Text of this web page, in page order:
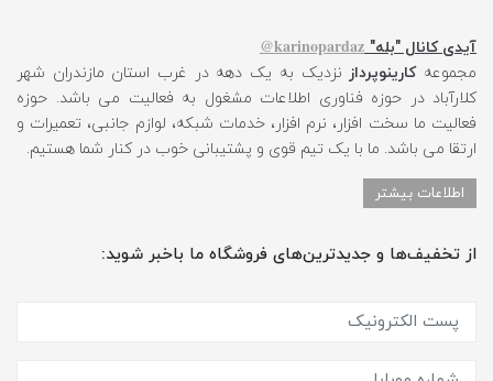
آیدی کانال "بله" karinopardaz@
مجموعهکارینوپرداز نزدیک به یک دهه در غرب استان مازندران شهر
کلارآباد در حوزه فناوری اطلاعات مشغول به فعالیت می باشد. حوزه
فعالیت ما سخت افزار، نرم افزار، خدمات شبکه، لوازم جانبی، تعمیرات و
ارتقا می باشد. ما با یک تیم قوی و پشتیبانی خوب در کنار شما هستیم.
اطلاعات بیشتر
از تخفیف‌ها و جدیدترین‌های فروشگاه ما باخبر شوید: